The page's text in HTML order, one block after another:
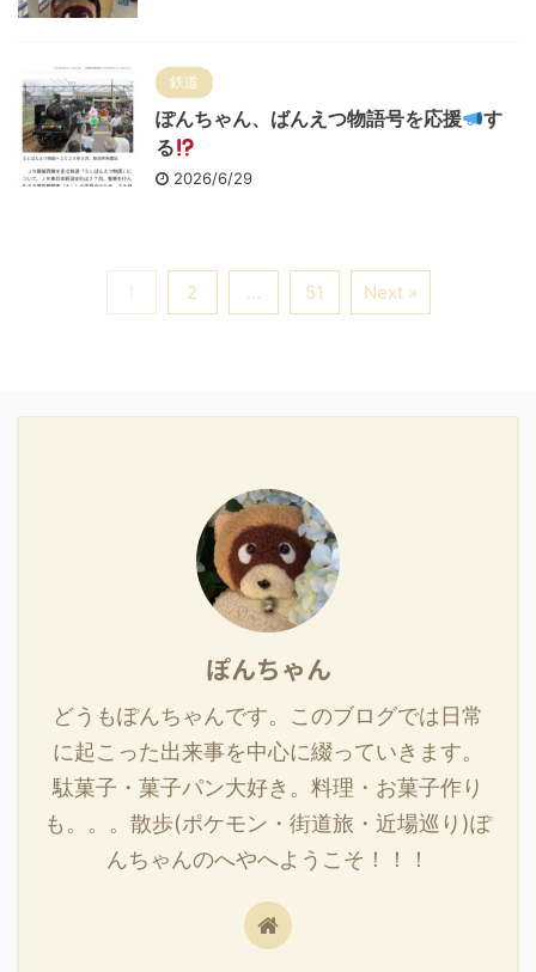
鉄道
ぽんちゃん、ばんえつ物語号を応援
す
る
2026/6/29
1 2 … 51 Next »
ぽんちゃん
どうもぽんちゃんです。このブログでは日常
に起こった出来事を中心に綴っていきます。
駄菓子・菓子パン大好き。料理・お菓子作り
も。。。散歩(ポケモン・街道旅・近場巡り)ぽ
んちゃんのへやへようこそ！！！